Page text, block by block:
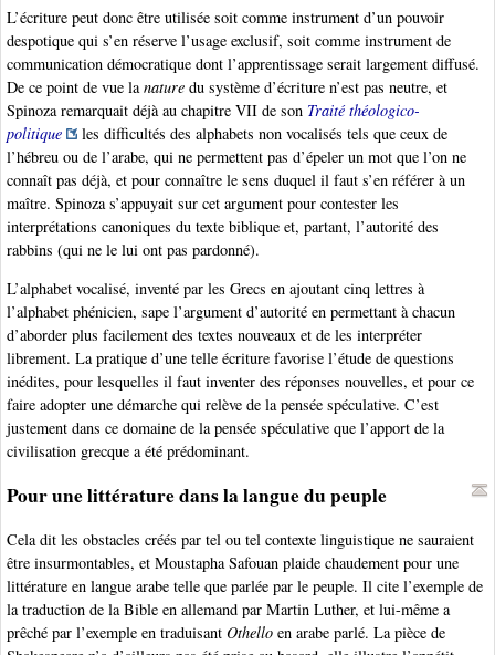
L’écriture peut donc être utilisée soit comme instrument d’un pouvoir
despotique qui s’en réserve l’usage exclusif, soit comme instrument de
communication démocratique dont l’apprentissage serait largement diffusé.
De ce point de vue la nature du système d’écriture n’est pas neutre, et
Spinoza remarquait déjà au chapitre VII de son Traité théologico-
politique
les difficultés des alphabets non vocalisés tels que ceux de
l’hébreu ou de l’arabe, qui ne permettent pas d’épeler un mot que l’on ne
connaît pas déjà, et pour connaître le sens duquel il faut s’en référer à un
maître. Spinoza s’appuyait sur cet argument pour contester les
interprétations canoniques du texte biblique et, partant, l’autorité des
rabbins (qui ne le lui ont pas pardonné).
L’alphabet vocalisé, inventé par les Grecs en ajoutant cinq lettres à
l’alphabet phénicien, sape l’argument d’autorité en permettant à chacun
d’aborder plus facilement des textes nouveaux et de les interpréter
librement. La pratique d’une telle écriture favorise l’étude de questions
inédites, pour lesquelles il faut inventer des réponses nouvelles, et pour ce
faire adopter une démarche qui relève de la pensée spéculative. C’est
justement dans ce domaine de la pensée spéculative que l’apport de la
civilisation grecque a été prédominant.
Pour une littérature dans la langue du peuple
Cela dit les obstacles créés par tel ou tel contexte linguistique ne sauraient
être insurmontables, et Moustapha Safouan plaide chaudement pour une
littérature en langue arabe telle que parlée par le peuple. Il cite l’exemple de
la traduction de la Bible en allemand par Martin Luther, et lui-même a
prêché par l’exemple en traduisant Othello en arabe parlé. La pièce de